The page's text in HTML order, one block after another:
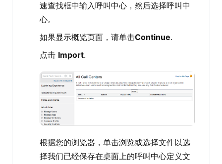
速查找框中输入呼叫中心，然后选择呼叫中
心。
如果显示概览页面，请单击Continue.
点击 Import.
根据您的浏览器，单击浏览或选择文件以选
择我们已经保存在桌面上的呼叫中心定义文